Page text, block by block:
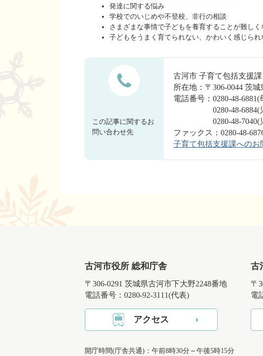
発達に関する悩み
学校でのいじめや不登校、非行の相談
さまざまな事情で子どもを養育することが難し
子どもをうまく育てられない、かわいく感じられ
この記事に関するお
問い合わせ先
古河市 子育て包括支援課
所在地：〒306-0044 茨
電話番号：0280-48-
0280-48-6884(児
0280-48-7040(児
ファックス：0280-48-
子育て包括支援課へのお
古河市役所 総和庁舎
〒306-0291 茨城県古河市下大野2248番地
電話番号：0280-92-3111(代表)
アクセス
古
〒
電
開庁時間(庁舎共通)：午前8時30分～午後5時15分